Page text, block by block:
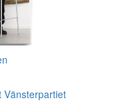
Vänsterpartiet